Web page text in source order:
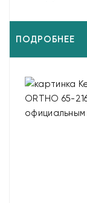
ПОДРОБНЕЕ